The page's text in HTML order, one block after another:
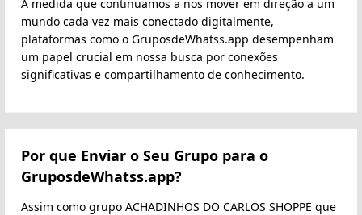
À medida que continuamos a nos mover em direção a um
mundo cada vez mais conectado digitalmente,
plataformas como o GruposdeWhatss.app desempenham
um papel crucial em nossa busca por conexões
significativas e compartilhamento de conhecimento.
Por que Enviar o Seu Grupo para o
GruposdeWhatss.app?
Assim como grupo ACHADINHOS DO CARLOS SHOPPE️ que